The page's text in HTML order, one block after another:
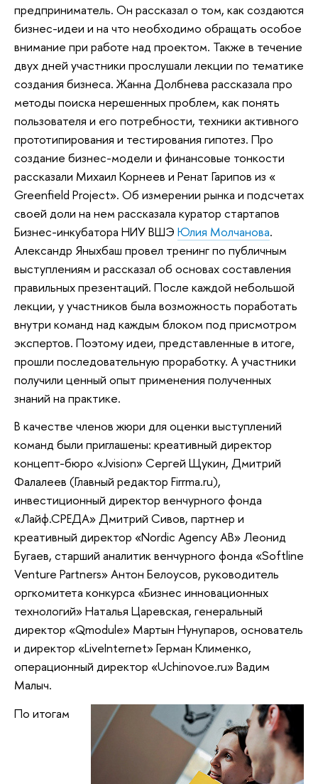
предприниматель. Он рассказал о том, как создаются
бизнес-идеи и на что необходимо обращать особое
внимание при работе над проектом. Также в течение
двух дней участники прослушали лекции по тематике
создания бизнеса. Жанна Долбнева рассказала про
методы поиска нерешенных проблем, как понять
пользователя и его потребности, техники активного
прототипирования и тестирования гипотез. Про
создание бизнес-модели и финансовые тонкости
рассказали Михаил Корнеев и Ренат Гарипов из «
Greenfield Project». Об измерении рынка и подсчетах
своей доли на нем рассказала куратор стартапов
Бизнес-инкубатора НИУ ВШЭ Юлия Молчанова.
Александр Яныхбаш провел тренинг по публичным
выступлениям и рассказал об основах составления
правильных презентаций. После каждой небольшой
лекции, у участников была возможность поработать
внутри команд над каждым блоком под присмотром
экспертов. Поэтому идеи, представленные в итоге,
прошли последовательную проработку. А участники
получили ценный опыт применения полученных
знаний на практике.
В качестве членов жюри для оценки выступлений
команд были приглашены: креативный директор
концепт-бюро «Jvision» Сергей Щукин, Дмитрий
Фалалеев (Главный редактор Firrma.ru),
инвестиционный директор венчурного фонда
«Лайф.СРЕДА» Дмитрий Сивов, партнер и
креативный директор «Nordic Agency AB» Леонид
Бугаев, старший аналитик венчурного фонда «Softline
Venture Partners» Антон Белоусов, руководитель
оргкомитета конкурса «Бизнес инновационных
технологий» Наталья Царевская, генеральный
директор «Qmodule» Мартын Нунупаров, основатель
и директор «LiveInternet» Герман Клименко,
операционный директор «Uchinovoe.ru» Вадим
Малыч.
По итогам